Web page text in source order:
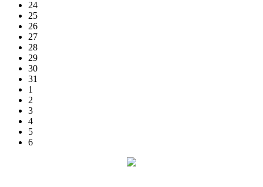
24
25
26
27
28
29
30
31
1
2
3
4
5
6